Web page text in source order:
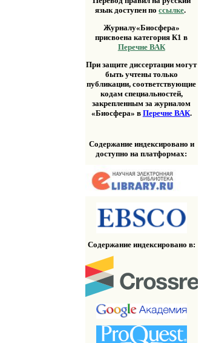
язык доступен поссылке.
Журналу«Биосфера»
присвоена категория К1 в
Перечне ВАК
При защите диссертации могут
быть учтены только
публикации, соответствующие
кодам специальностей,
закрепленным за журналом
«Биосфера» в Перечне ВАК.
Содержание индексировано и
доступно на платформах:
Содержание индексировано в: